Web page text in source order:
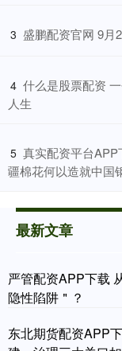
3 盛鹏配资官网 9月
4 什么是股票配资
人生
5 真实配资平台
疆棉花何以造就中国
最新文章
严管配资APP下载
隐性陷阱＂？
东北期货配资APP